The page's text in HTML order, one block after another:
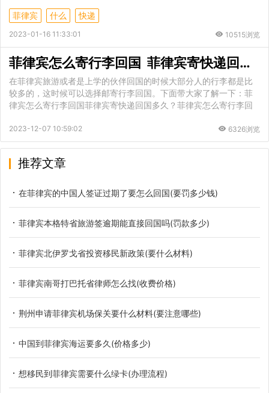
菲律宾 什么 快递
2023-01-16 11:33:01 10515浏览
菲律宾怎么寄行李回国 菲律宾寄快递回国多久
在菲律宾旅游或者是上学的伙伴回国的时候大部分人的行李都是比
较多的，这时候可以选择邮寄行李回国。下面带大家了解一下：菲
律宾怎么寄行李回国菲律宾寄快递回国多久？菲律宾怎么寄行李回
2023-12-07 10:59:02 6326浏览
推荐文章
在菲律宾的中国人签证过期了要怎么回国(要罚多少钱)
菲律宾本格特省旅游签逾期能直接回国吗(罚款多少)
菲律宾北伊罗戈省投资移民新政策(要什么材料)
菲律宾南哥打巴托省律师怎么找(收费价格)
荆州申请菲律宾机场保关要什么材料(要注意哪些)
中国到菲律宾海运要多久(价格多少)
想移民到菲律宾需要什么绿卡(办理流程)